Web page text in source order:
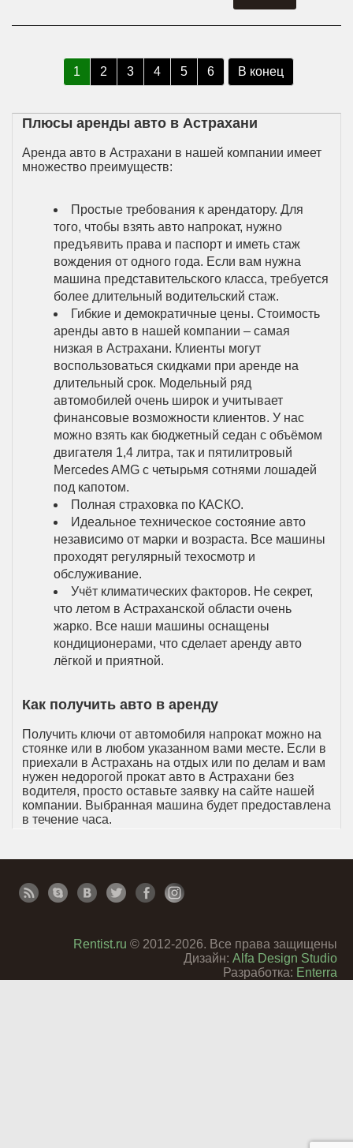
1 2 3 4 5 6 В конец
Плюсы аренды авто в Астрахани
Аренда авто в Астрахани в нашей компании имеет
множество преимуществ:
Простые требования к арендатору. Для
того, чтобы взять авто напрокат, нужно
предъявить права и паспорт и иметь стаж
вождения от одного года. Если вам нужна
машина представительского класса, требуется
более длительный водительский стаж.
Гибкие и демократичные цены. Стоимость
аренды авто в нашей компании – самая
низкая в Астрахани. Клиенты могут
воспользоваться скидками при аренде на
длительный срок. Модельный ряд
автомобилей очень широк и учитывает
финансовые возможности клиентов. У нас
можно взять как бюджетный седан с объёмом
двигателя 1,4 литра, так и пятилитровый
Mercedes AMG с четырьмя сотнями лошадей
под капотом.
Полная страховка по КАСКО.
Идеальное техническое состояние авто
независимо от марки и возраста. Все машины
проходят регулярный техосмотр и
обслуживание.
Учёт климатических факторов. Не секрет,
что летом в Астраханской области очень
жарко. Все наши машины оснащены
кондиционерами, что сделает аренду авто
лёгкой и приятной.
Как получить авто в аренду
Получить ключи от автомобиля напрокат можно на
стоянке или в любом указанном вами месте. Если в
приехали в Астрахань на отдых или по делам и вам
нужен недорогой прокат авто в Астрахани без
водителя, просто оставьте заявку на сайте нашей
компании. Выбранная машина будет предоставлена
в течение часа.
Rentist.ru © 2012-2026. Все права защищены
Дизайн: Alfa Design Studio
Разработка: Enterra